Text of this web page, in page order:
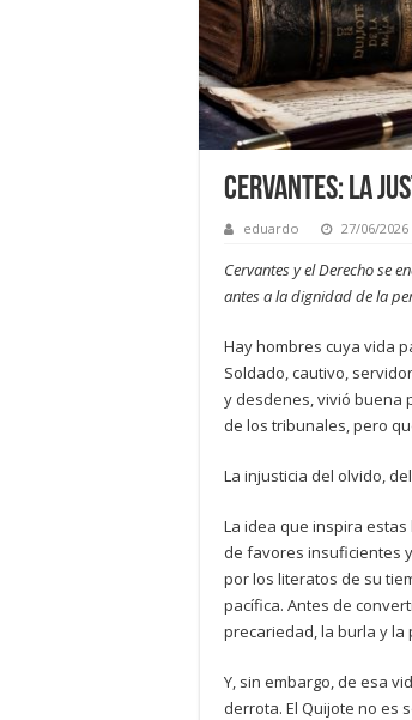
Cervantes: la
eduardo 27/06/2026
Cervantes y el Derecho se
antes a la dignidad de la
Hay hombres cuya vida
Soldado, cautivo,
y desdenes, vivió buena
de los tribunales, pero
La injusticia del olvido,
La idea que inspira
de favores insuficientes
por los literatos de su
pacífica. Antes de
precariedad, la burla y la
Y, sin embargo, de esa
derrota. El Quijote no es